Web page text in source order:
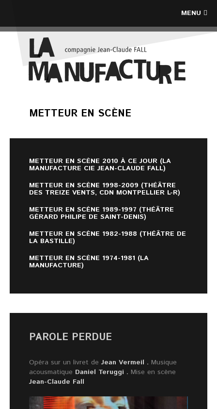
MENU
METTEUR EN SCÈNE
METTEUR EN SCÈNE 2010 À CE JOUR (LA
MANUFACTURE CIE JEAN-CLAUDE FALL)
METTEUR EN SCÈNE 1998-2009 (THÉÂTRE
DES TREIZE VENTS, CDN MONTPELLIER L-R)
METTEUR EN SCÈNE 1989-1997 (THÉÂTRE
GÉRARD PHILIPE DE SAINT-DENIS)
METTEUR EN SCÈNE 1982-1988 (THÉÂTRE DE
LA BASTILLE)
METTEUR EN SCÈNE 1974-1981 (LA
MANUFACTURE)
PAROLE PERDUE
Opéra sur un livret de Jean Vermeil . Musique
acousmatique Daniel Teruggi . Mise en scène
Jean-Claude Fall